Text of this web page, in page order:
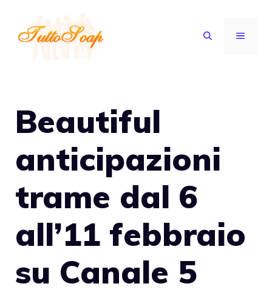
contenuto
MENU
Beautiful
anticipazioni
trame dal 6
all’11 febbraio
su Canale 5